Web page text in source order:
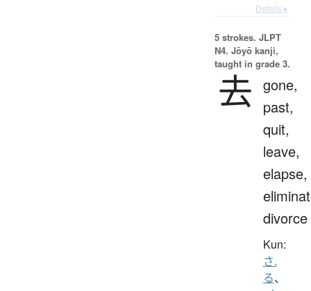
Details ▸
5 strokes. JLPT
N4. Jōyō kanji,
taught in grade 3.
去 gone,
past,
quit,
leave,
elapse,
divorce
Kun:
さ.
る、